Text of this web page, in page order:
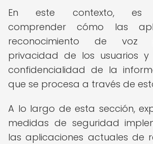
En este contexto, es
comprender cómo las
reconocimiento de voz
privacidad de los usuarios
confidencialidad de la
que se procesa a través de
A lo largo de esta sección,
medidas de seguridad
las aplicaciones actuales de